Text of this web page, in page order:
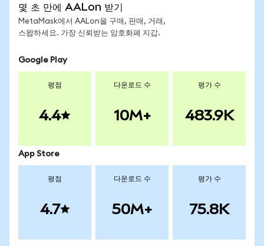
몇 초 만에 AALon 받기
MetaMask에서 AALon을 구매, 판매, 거래,
스왑하세요. 가장 신뢰받는 암호화폐 지갑.
Google Play
평점
4.4
다운로드 수
10M+
평가 수
483.9K
App Store
평점
4.7
다운로드 수
50M+
평가 수
75.8K